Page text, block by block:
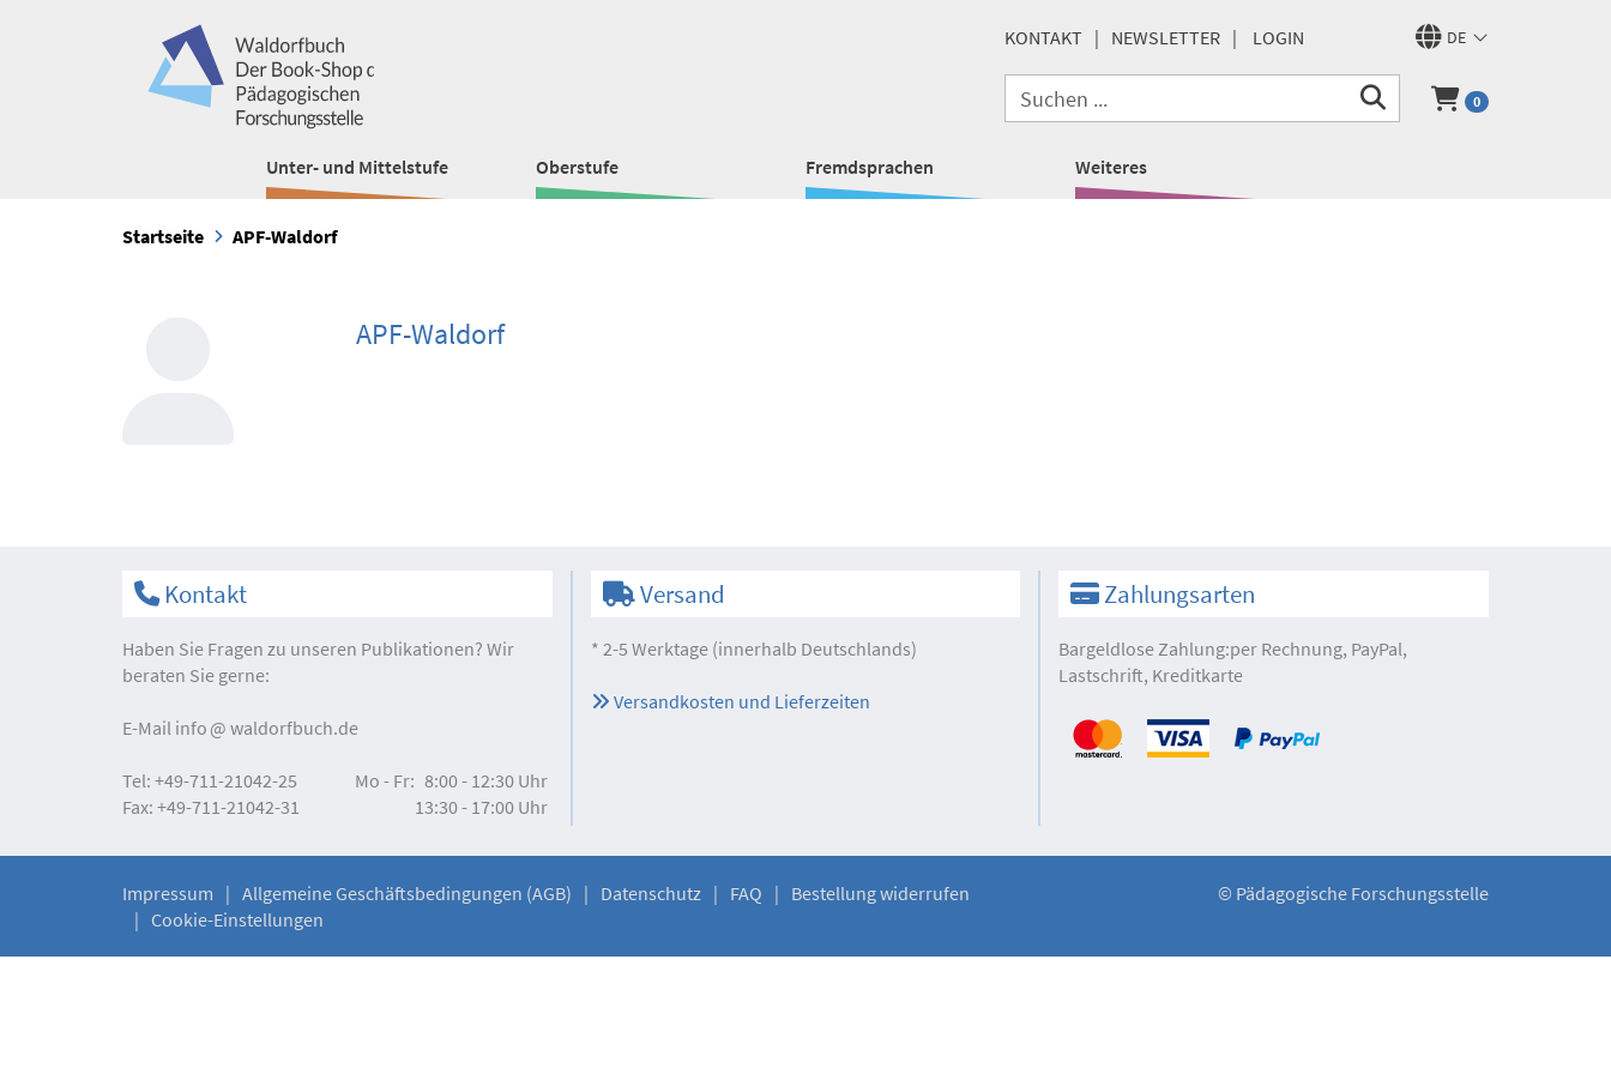
DE
KONTAKT NEWSLETTER LOGIN
0
Unter- und Mittelstufe Oberstufe Fremdsprachen Weiteres
Startseite APF-Waldorf
APF-Waldorf
Kontakt
Haben Sie Fragen zu unseren Publikationen? Wir
beraten Sie gerne:
E-Mail info waldorfbuch.de
Tel: +49-711-21042-25
Fax: +49-711-21042-31
Mo - Fr: 8:00 - 12:30 Uhr
13:30 - 17:00 Uhr
Versand
* 2-5 Werktage (innerhalb Deutschlands)
Versandkosten und Lieferzeiten
Zahlungsarten
Bargeldlose Zahlung:per Rechnung, PayPal,
Lastschrift, Kreditkarte
Impressum Allgemeine Geschäftsbedingungen (AGB) Datenschutz FAQ
Bestellung widerrufen
Cookie-Einstellungen
© Pädagogische Forschungsstelle